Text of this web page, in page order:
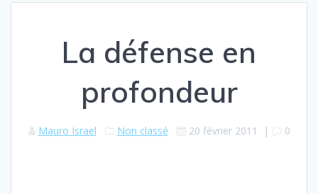
La défense en
profondeur
Mauro Israel Non classé 20 février 2011 | 0